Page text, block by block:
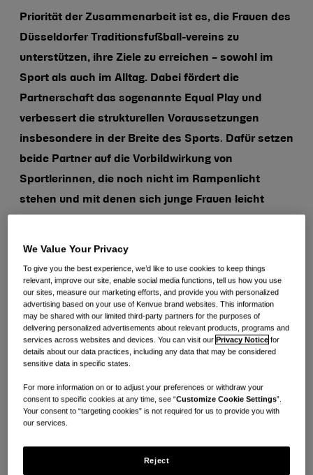
Priorität der Zusammenarbeit ist es, die Frauen des
Düsseldorfer Traditionsfußball-vereins zu
unterstützen, ihre Ziele zu erreichen – sowohl im
Sport als auch im Alltag. Dabei fördert die
Partnerschaft das sogenannte Equal Play und
verbessert die strukturellen Voraussetzungen
insbesondere in der Breite des Sports. Dafür setzen
beide Partner auf die Vorbildwirkung von
Sportlerinnen, die noch nicht im Rampenlicht
stehen und mit denen sich junge Frauen leicht
bekannte Tamponmarke, mit Hauptsitz in Neuss,
hat sich auch aufgrund der lokalen Nähe für eine
Kooperation mit dem Düsseldorfer Verein
entschieden – kurze Wege ermöglichen eine enge
Zusammenarbeit, deren Erfolg aus nächster Nähe
sichtbar sein wird.
We Value Your Privacy
To give you the best experience, we’d like to use cookies to keep things
relevant, improve our site, enable social media functions, tell us how you use
our sites, measure our marketing efforts, and provide you with personalized
advertising based on your use of Kenvue brand websites. This information
may be shared with our limited third-party partners for the purposes of
delivering personalized advertisements about relevant products, programs and
services across websites and devices. You can visit ourPrivacy Notice for
details about our data practices, including any data that may be considered
sensitive data in specific states.
For more information on or to adjust your preferences or withdraw your
consent to specific cookies at any time, see “Customize Cookie Settings”.
Your consent to “targeting cookies” is not required for us to provide you with
our services.
Reject